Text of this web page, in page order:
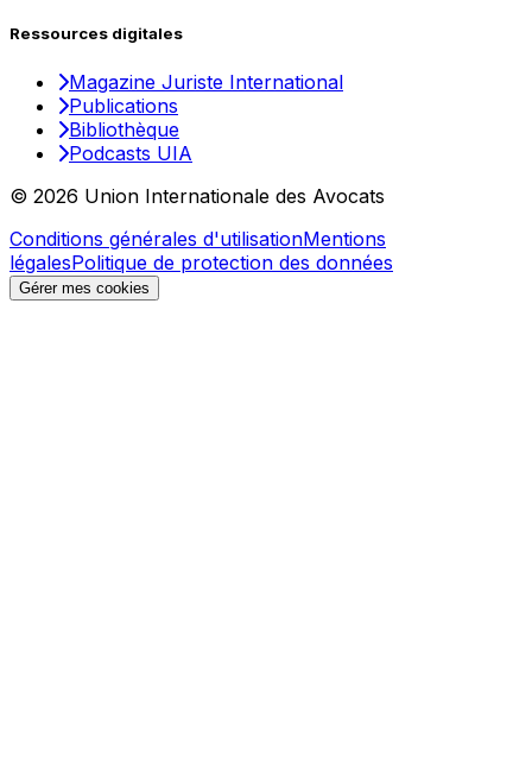
Ressources digitales
Magazine Juriste International
Publications
Bibliothèque
Podcasts UIA
© 2026 Union Internationale des Avocats
Conditions générales d'utilisationMentions
légalesPolitique de protection des données
Gérer mes cookies